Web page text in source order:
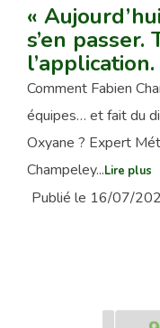
«
s’en
l’application.
Comment Fabien
équipes… et fait du
Oxyane ? Expert
Champeley...Lire plus
Publié le 16/07/